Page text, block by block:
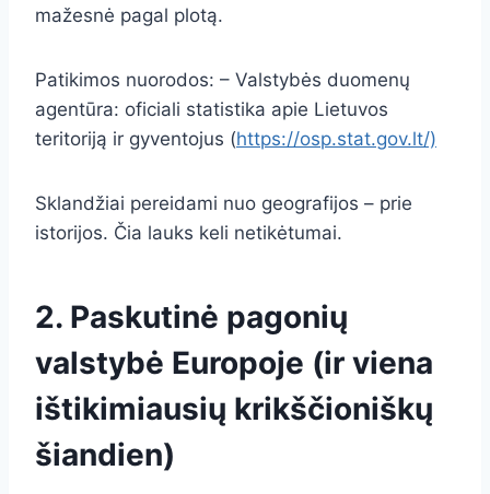
mažesnė pagal plotą.
Patikimos nuorodos: – Valstybės duomenų
agentūra: oficiali statistika apie Lietuvos
teritoriją ir gyventojus (https://osp.stat.gov.lt/)
Sklandžiai pereidami nuo geografijos – prie
istorijos. Čia lauks keli netikėtumai.
2. Paskutinė pagonių
valstybė Europoje (ir viena
ištikimiausių krikščioniškų
šiandien)